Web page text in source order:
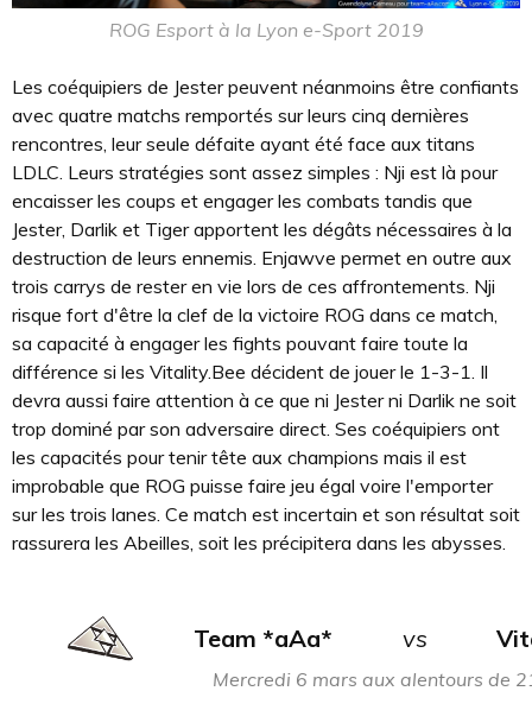
ROG Esport à la Lyon e-Sport 2019
Les coéquipiers de Jester peuvent néanmoins être confiants
avec quatre matchs remportés sur leurs cinq dernières
rencontres, leur seule défaite ayant été face aux titans
LDLC. Leurs stratégies sont assez simples : Nji est là pour
encaisser les coups et engager les combats tandis que
Jester, Darlik et Tiger apportent les dégâts nécessaires à la
destruction de leurs ennemis. Enjawve permet en outre aux
trois carrys de rester en vie lors de ces affrontements. Nji
risque fort d'être la clef de la victoire ROG dans ce match,
sa capacité à engager les fights pouvant faire toute la
différence si les Vitality.Bee décident de jouer le 1-3-1. Il
devra aussi faire attention à ce que ni Jester ni Darlik ne soit
trop dominé par son adversaire direct. Ses coéquipiers ont
les capacités pour tenir tête aux champions mais il est
improbable que ROG puisse faire jeu égal voire l'emporter
sur les trois lanes. Ce match est incertain et son résultat soit
rassurera les Abeilles, soit les précipitera dans les abysses.
Team *aAa* vs
Mercredi 6 mars aux alentours de